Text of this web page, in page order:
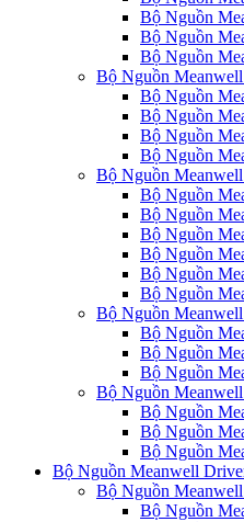
Bộ Nguồn
Bộ Nguồn
Bộ Nguồn
Bộ Nguồn
Bộ Nguồn
Bộ Nguồn
Bộ Nguồn
Bộ Nguồn
Bộ Nguồn
Bộ Nguồn
Bộ Nguồn
Bộ Nguồn
Bộ Nguồn
Bộ Nguồn
Bộ Nguồn
Bộ Nguồn
Bộ Nguồn
Bộ Nguồn
Bộ Nguồn
Bộ Nguồn
Bộ Nguồn
Bộ Nguồn
Bộ Nguồn
Bộ Nguồn Meanwell
Bộ Nguồn
Bộ Nguồn